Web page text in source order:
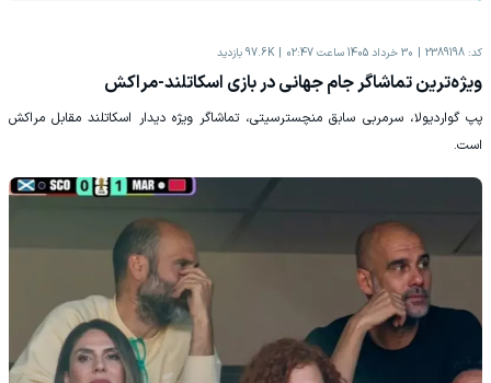
کد: 2389198 30 خرداد 1405 ساعت 02:47 97.6K بازدید
ویژه‌ترین تماشاگر جام جهانی در بازی اسکاتلند-مراکش
پپ گواردیولا، سرمربی سابق منچسترسیتی، تماشاگر ویژه دیدار اسکاتلند مقابل مراکش
است.